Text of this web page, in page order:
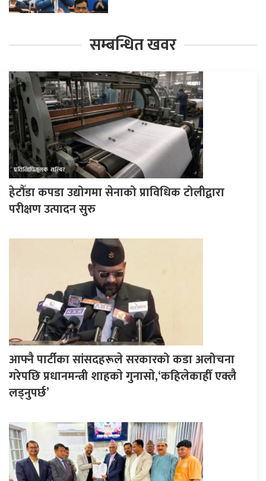
सम्बन्धित खवर
हेटौँडा कपडा उद्योगमा सेनाको प्राविधिक टोलीद्वारा
परीक्षण उत्पादन सुरु
आफ्नै पार्टीका सांसदहरूले सरकारको कडा अलोचना
गरेपछि प्रधानमन्त्री शाहकाे गुनासाे,‘कहिलेकाहीँ एक्लै
लड्नुपर्छ’